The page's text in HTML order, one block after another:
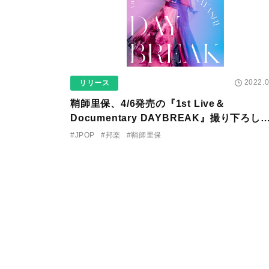
リリース
鞘師里保、4/6発売の『1st Live＆
Documentary DAYBREAK』撮り下ろしジ
ャケット＆購入者特典ビジュアルを公開！
#JPOP #邦楽 #鞘師里保